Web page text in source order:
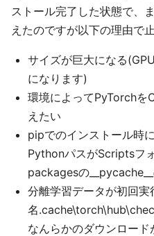
ストール完了した状態で、
えたのですが以下の理由で
サイズが巨大になる
になります)
環境によってPyTorchを
えたい
pipでのインストール時
PythonパスがScriptsフ
packagesの
分離学習データが初回
名
なんらかのダウンロード